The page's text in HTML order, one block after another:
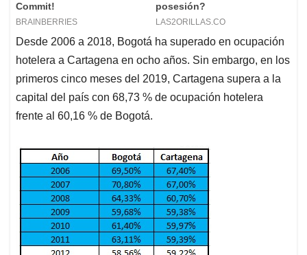
Desde 2006 a 2018, Bogotá ha superado en ocupación
hotelera a Cartagena en ocho años. Sin embargo, en los
primeros cinco meses del 2019, Cartagena supera a la
capital del país con 68,73 % de ocupación hotelera
frente al 60,16 % de Bogotá.